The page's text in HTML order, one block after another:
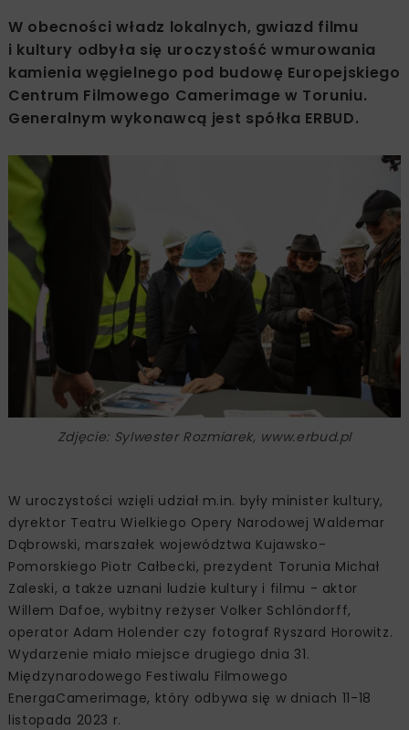
W obecności władz lokalnych, gwiazd filmu
i kultury odbyła się uroczystość wmurowania
kamienia węgielnego pod budowę Europejskiego
Centrum Filmowego Camerimage w Toruniu.
Generalnym wykonawcą jest spółka ERBUD.
Zdjęcie: Sylwester Rozmiarek, www.erbud.pl
W uroczystości wzięli udział m.in. były minister kultury,
dyrektor Teatru Wielkiego Opery Narodowej Waldemar
Dąbrowski, marszałek województwa Kujawsko-
Pomorskiego Piotr Całbecki, prezydent Torunia Michał
Zaleski, a także uznani ludzie kultury i filmu - aktor
Willem Dafoe, wybitny reżyser Volker Schlöndorff,
operator Adam Holender czy fotograf Ryszard Horowitz.
Wydarzenie miało miejsce drugiego dnia 31.
Międzynarodowego Festiwalu Filmowego
EnergaCamerimage, który odbywa się w dniach 11-18
listopada 2023 r.